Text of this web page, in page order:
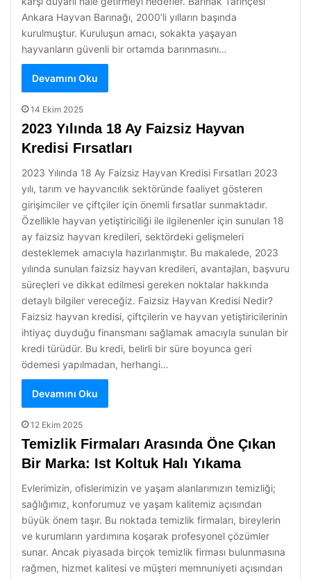
Ankara Hayvan Barınağı, 2000’li yılların başında
kurulmuştur. Kuruluşun amacı, sokakta yaşayan
hayvanların güvenli bir ortamda barınmasını…
Devamını Oku
14 Ekim 2025
2023 Yılında 18 Ay Faizsiz Hayvan
Kredisi Fırsatları
2023 Yılında 18 Ay Faizsiz Hayvan Kredisi Fırsatları 2023
yılı, tarım ve hayvancılık sektöründe faaliyet gösteren
girişimciler ve çiftçiler için önemli fırsatlar sunmaktadır.
Özellikle hayvan yetiştiriciliği ile ilgilenenler için sunulan 18
ay faizsiz hayvan kredileri, sektördeki gelişmeleri
desteklemek amacıyla hazırlanmıştır. Bu makalede, 2023
yılında sunulan faizsiz hayvan kredileri, avantajları, başvuru
süreçleri ve dikkat edilmesi gereken noktalar hakkında
detaylı bilgiler vereceğiz. Faizsiz Hayvan Kredisi Nedir?
Faizsiz hayvan kredisi, çiftçilerin ve hayvan yetiştiricilerinin
ihtiyaç duyduğu finansmanı sağlamak amacıyla sunulan bir
kredi türüdür. Bu kredi, belirli bir süre boyunca geri
ödemesi yapılmadan, herhangi…
Devamını Oku
12 Ekim 2025
Temizlik Firmaları Arasında Öne Çıkan
Bir Marka: Ist Koltuk Halı Yıkama
Evlerimizin, ofislerimizin ve yaşam alanlarımızın temizliği;
sağlığımız, konforumuz ve yaşam kalitemiz açısından
büyük önem taşır. Bu noktada temizlik firmaları, bireylerin
ve kurumların yardımına koşarak profesyonel çözümler
sunar. Ancak piyasada birçok temizlik firması bulunmasına
rağmen, hizmet kalitesi ve müşteri memnuniyeti açısından